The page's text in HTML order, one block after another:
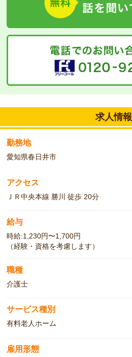
元気で明るい方大歓迎です！！
求人情報
勤務地
愛知県春日井市
アクセス
ＪＲ中央本線 勝川 徒歩 20分
給与
時給:1,230円〜1,700円
（経験・資格を考慮します）
職種
介護士
サービス種別
有料老人ホーム
雇用形態